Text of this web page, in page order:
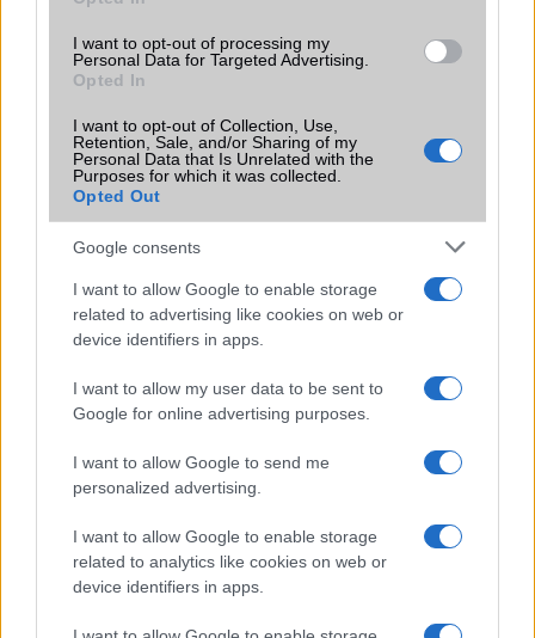
I want to opt-out of processing my
Personal Data for Targeted Advertising.
Opted In
I want to opt-out of Collection, Use,
Retention, Sale, and/or Sharing of my
Personal Data that Is Unrelated with the
Purposes for which it was collected.
Opted Out
Google consents
I want to allow Google to enable storage
related to advertising like cookies on web or
device identifiers in apps.
I want to allow my user data to be sent to
Google for online advertising purposes.
I want to allow Google to send me
personalized advertising.
I want to allow Google to enable storage
related to analytics like cookies on web or
device identifiers in apps.
KAPCSOLÓDÓ HÍREK
Kell a még vékonyabb iPhone?
Világelsõ: 6.2 mm vékony a ZTE új okostelefonja
6.65 mm: előrendelhető a világ legvékonyabb mobilja
Filmsztár lett a Huawei Ascend P1
Pengevékony lett a Huawei Ascend P6
További hírek